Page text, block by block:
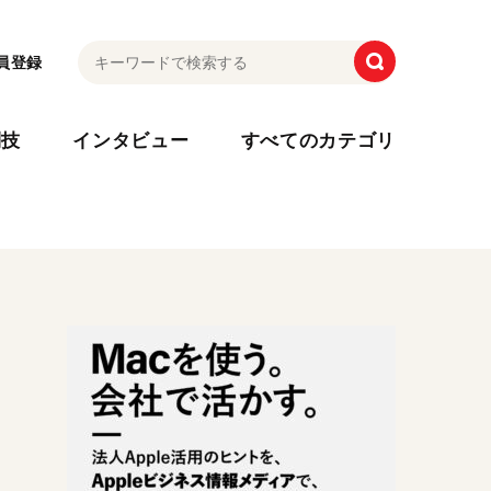
登録
インタビュー すべてのカテゴリ